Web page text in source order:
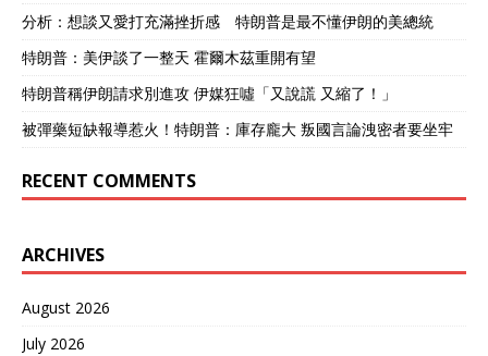
分析：想談又愛打充滿挫折感 特朗普是最不懂伊朗的美總統
特朗普：美伊談了一整天 霍爾木茲重開有望
特朗普稱伊朗請求別進攻 伊媒狂噓「又說謊 又縮了！」
被彈藥短缺報導惹火！特朗普：庫存龐大 叛國言論洩密者要坐牢
RECENT COMMENTS
ARCHIVES
August 2026
July 2026